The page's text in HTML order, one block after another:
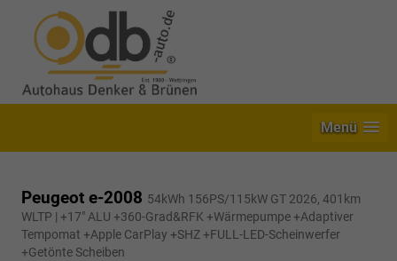
Menü
Peugeot e-2008 54kWh 156PS/115kW GT 2026, 401km
WLTP | +17" ALU +360-Grad&RFK +Wärmepumpe +Adaptiver
Tempomat +Apple CarPlay +SHZ +FULL-LED-Scheinwerfer
+Getönte Scheiben